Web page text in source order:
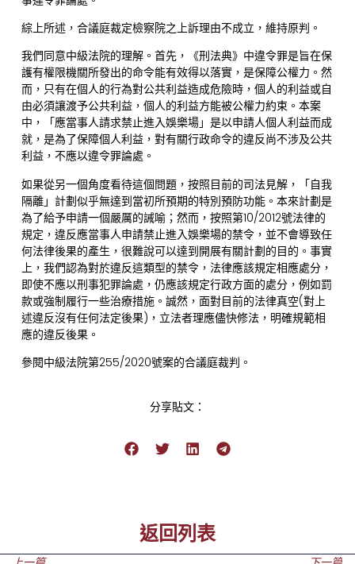
綜上所述，合議庭裁定檢察院之上訴理由不成立，維持原判。
我們同意中級法院的理解。首先，《刑法典》中違令罪是旨在保
護有權限機關所發出的命令能有效得以落實，是保障公權力。然
而，只有在個人的行為對公共利益造成危險時，個人的利益或自
由必須讓渡予公共利益，個人的利益方能被公權力約束。本案
中，「應當事人請求禁止進入娛樂場」是以申請人個人利益而成
就，是為了保障個人利益，對有關行政命令的違反尚不涉及公共
利益，不應以違令罪論處。
如果從另一個角度看待這個問題，按照目前的司法見解，「自我
隔離」計劃似乎無達到當初所預期的特別預防功能。本來計劃是
為了給予申請一個嚴厲的誡喻；然而，按照第10/2012號法律的
規定，違反應當事人申請禁止進入娛樂場的禁令，並不會導致任
何法律後果的產生，很難說可以達到開展有關計劃的目的。事實
上，我們認為對於違反這類型的禁令，法律應該規定相應處分，
即使不應以刑事犯罪論處，仍應該規定行政方面的處分，例如罰
款或強制履行一些治療措施。誠然，面對目前的法律真空(對上
述違反沒有任何法定後果)，立法者理應儘快修法，明確規範相
應的違反後果。
參閱中級法院第255/2020號案的合議庭裁判。
分享貼文：
返回列表